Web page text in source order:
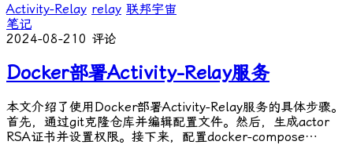
Activity-Relay relay 联邦宇宙
笔记
2024-08-21 0 评论
Docker部署Activity-Relay服务
本文介绍了使用Docker部署Activity-Relay服务的具体步骤。
首先，通过git克隆仓库并编辑配置文件。然后，生成actor
RSA证书并设置权限。接下来，配置docker-compose…